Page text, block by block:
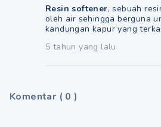
Resin softener, sebuah
oleh air sehingga berguna
kandungan kapur yang
5 tahun yang lalu
Komentar ( 0 )